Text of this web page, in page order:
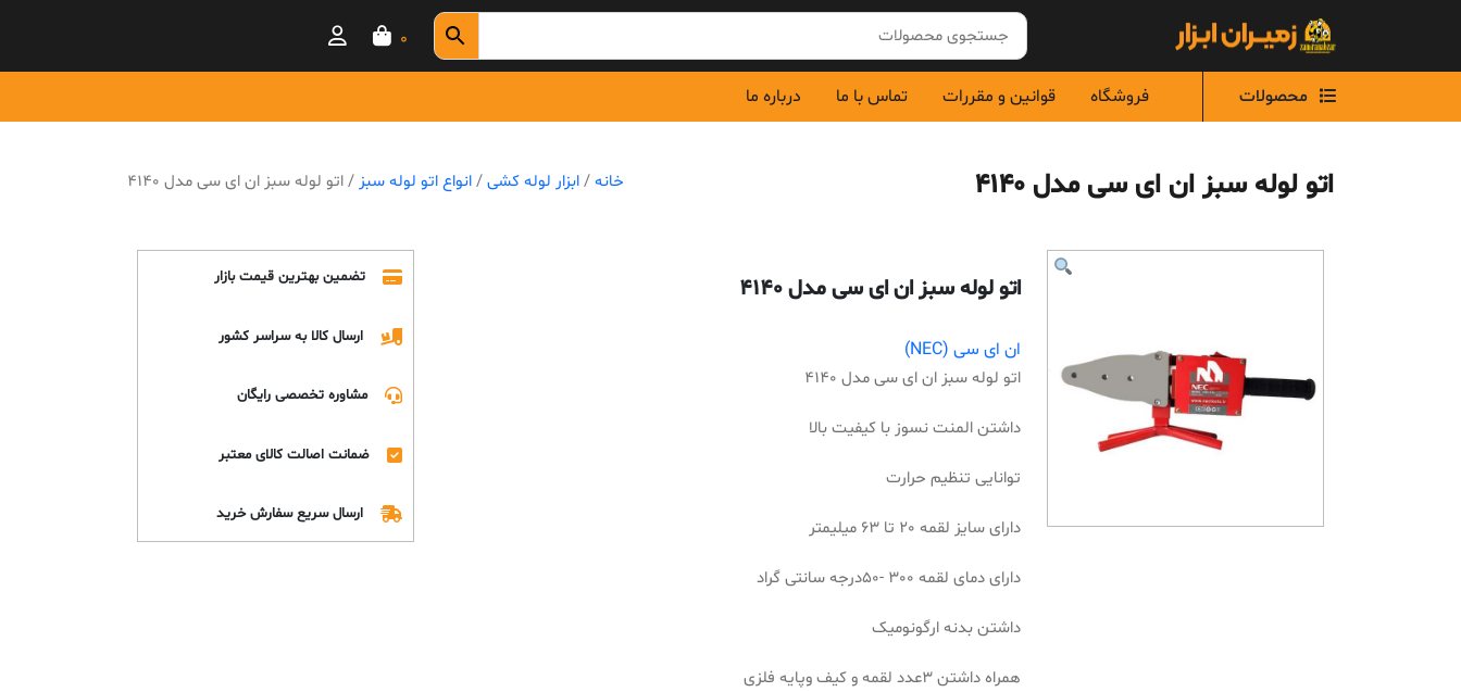
0
محصولات فروشگاه قوانین و مقررات تماس با ما درباره ما
اتو لوله سبز ان ای سی مدل 4140 خانه /ابزار لوله کشی /انواع اتو لوله سبز / اتو لوله سبز ان ای سی مدل 4140
اتو لوله سبز ان ای سی مدل 4140
ان ای سی (NEC)
اتو لوله سبز ان ای سی مدل 4140
داشتن المنت نسوز با کیفیت بالا
توانایی تنظیم حرارت
دارای سایز لقمه 20 تا 63 میلیمتر
دارای دمای لقمه 300 -50درجه سانتی گراد
داشتن بدنه ارگونومیک
همراه داشتن 3عدد لقمه و کیف وپایه فلزی
تضمین بهترین قیمت بازار
ارسال کالا به سراسر کشور
مشاوره تخصصی رایگان
ضمانت اصالت کالای معتبر
ارسال سریع سفارش خرید